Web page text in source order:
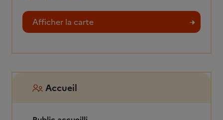
Afficher la carte
Accueil